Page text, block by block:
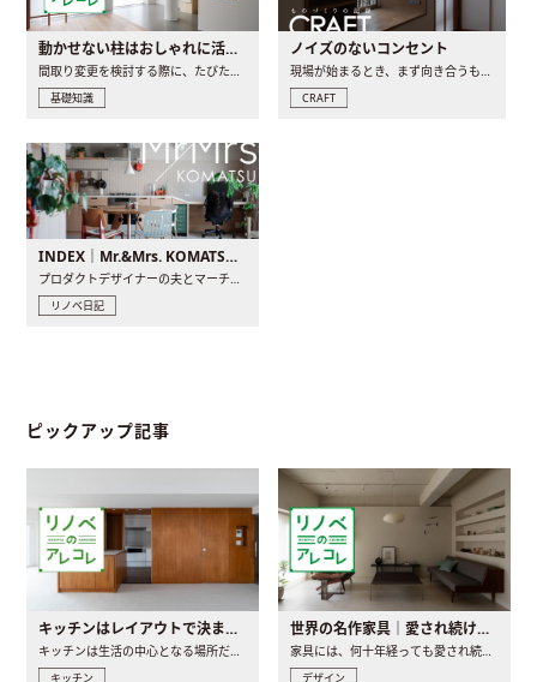
動かせない柱はおしゃれに活用！柱を魅せるリノベーション(リノベ)4選
基礎知識
ノイズのないコンセント
CRAFT
INDEX｜Mr.&Mrs. KOMATSU renovation diary
リノベ日記
ピックアップ記事
キッチンはレイアウトで決まる。後悔しないための考え方と選び方
キッチンは生活の中心となる場所だからこそ、家の中のどこに置..
キッチン
世界の名作家具｜愛され続ける理由と一生モノとの出会い方
家具には、何十年経っても愛され続ける「名作」と呼ばれるもの..
デザイン